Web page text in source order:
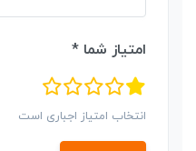
امتیاز شما *
انتخاب امتیاز اجباری است